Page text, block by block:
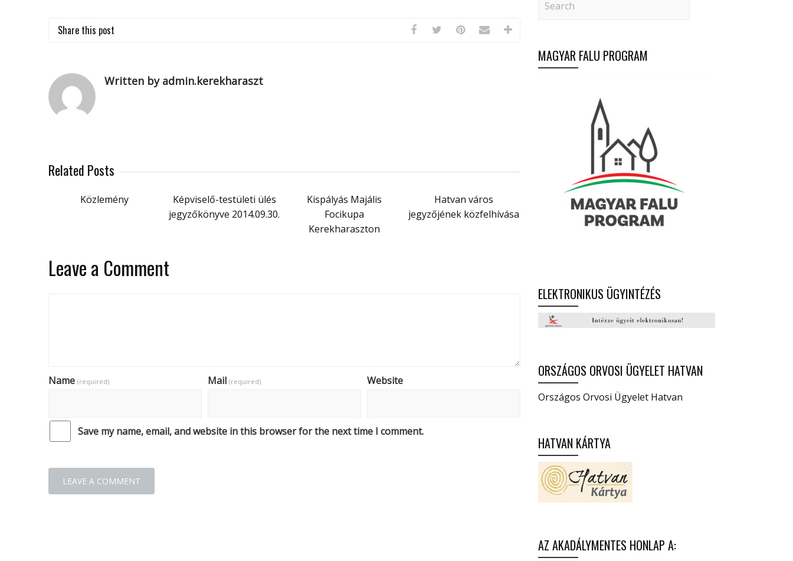
Share this post
Written by admin.kerekharaszt
Related Posts
Közlemény
Képviselő-testületi ülés
jegyzőkönyve 2014.09.30.
Kispályás Majális
Focikupa
Kerekharaszton
Hatvan város
jegyzőjének közfelhívása
Leave a Comment
Name (required) Mail (required) Website
Save my name, email, and website in this browser for the next time I comment.
MAGYAR FALU PROGRAM
ELEKTRONIKUS ÜGYINTÉZÉS
ORSZÁGOS ORVOSI ÜGYELET HATVAN
Országos Orvosi Ügyelet Hatvan
HATVAN KÁRTYA
AZ AKADÁLYMENTES HONLAP A: